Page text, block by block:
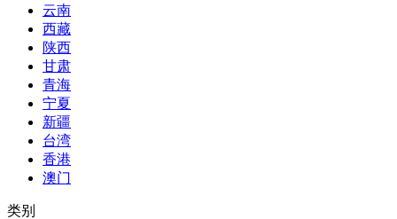
云南
西藏
陕西
甘肃
青海
宁夏
新疆
台湾
香港
澳门
类别